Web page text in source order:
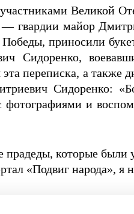
Великой
— гвардии майор
приносили
Сидоренко,
переписка, а также
Сидоренко:
и
прадеды, которые
«Подвиг народа», я